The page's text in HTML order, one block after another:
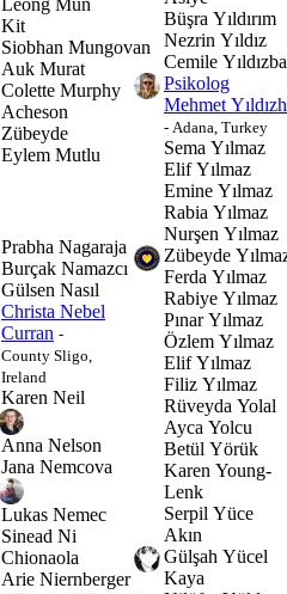
Kit
Siobhan Mungovan
Auk Murat
Colette Murphy
Acheson
Zübeyde
Eylem Mutlu
Prabha Nagaraja
Burçak Namazcı
Gülsen Nasıl
Christa Nebel
Curran -
County Sligo,
Ireland
Karen Neil
Anna Nelson
Jana Nemcova
Lukas Nemec
Sinead Ni
Chionaola
Arie Niernberger
Büşra Yıldırım
Nezrin Yıldız
Cemile
Psikolog
Mehmet
- Adana, Turkey
Sema Yılmaz
Elif Yılmaz
Emine Yılmaz
Rabia Yılmaz
Nurşen Yılmaz
Zübeyde
Ferda Yılmaz
Rabiye Yılmaz
Pınar Yılmaz
Özlem Yılmaz
Elif Yılmaz
Filiz Yılmaz
Rüveyda Yolal
Ayca Yolcu
Betül Yörük
Karen Young-
Lenk
Serpil Yüce
Akın
Gülşah Yücel
Kaya